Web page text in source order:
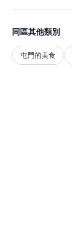
同區其他類別
屯門的美食